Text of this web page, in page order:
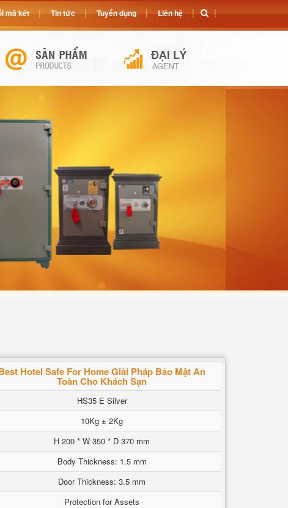
Hotel Safe For Home Giải Pháp Bảo Mật An
Toàn Cho Khách Sạn
HS35 E Silver
10Kg ± 2Kg
H 200 * W 350 * D 370 mm
Body Thickness: 1.5 mm
Door Thickness: 3.5 mm
Protection for Assets
mã két Tin tức Tuyển dụng Liên hệ